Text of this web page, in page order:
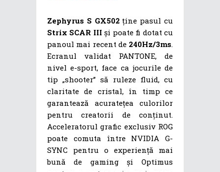
Zephyrus S GX502 ține pasul cu
Strix SCAR III și poate fi dotat cu
panoul mai recent de 240Hz/3ms.
Ecranul validat PANTONE, de
nivel e-sport, face ca jocurile de
tip „shooter” să ruleze fluid, cu
claritate de cristal, în timp ce
garantează acuratețea culorilor
pentru creatorii de conținut.
Acceleratorul grafic exclusiv ROG
poate comuta între NVIDIA G-
SYNC pentru o experiență mai
bună de gaming și Optimus